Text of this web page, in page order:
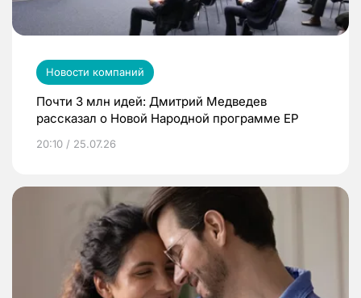
Новости компаний
Почти 3 млн идей: Дмитрий Медведев
рассказал о Новой Народной программе ЕР
20:10 / 25.07.26